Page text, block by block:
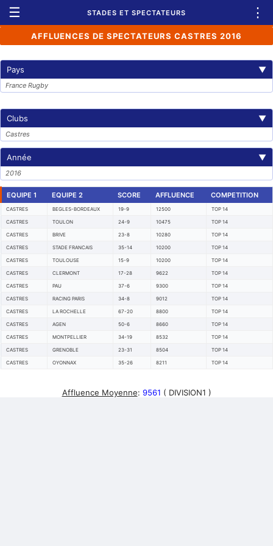
☰ STADES ET SPECTATEURS ⋮
AFFLUENCES DE SPECTATEURS CASTRES 2016
Pays ▼
France Rugby
Clubs ▼
Castres
Année ▼
2016
EQUIPE 1 EQUIPE 2 SCORE AFFLUENCE COMPETITION
CASTRES BEGLES-BORDEAUX 19-9 12500 TOP 14
CASTRES TOULON 24-9 10475 TOP 14
CASTRES BRIVE 23-8 10280 TOP 14
CASTRES STADE FRANCAIS 35-14 10200 TOP 14
CASTRES TOULOUSE 15-9 10200 TOP 14
CASTRES CLERMONT 17-28 9622 TOP 14
CASTRES PAU 37-6 9300 TOP 14
CASTRES RACING PARIS 34-8 9012 TOP 14
CASTRES LA ROCHELLE 67-20 8800 TOP 14
CASTRES AGEN 50-6 8660 TOP 14
CASTRES MONTPELLIER 34-19 8532 TOP 14
CASTRES GRENOBLE 23-31 8504 TOP 14
CASTRES OYONNAX 35-26 8211 TOP 14
Affluence Moyenne: 9561 ( DIVISION1 )